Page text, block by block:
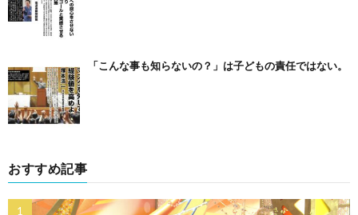
「こんな事も知らないの？」は子どもの責任ではない。
おすすめ記事